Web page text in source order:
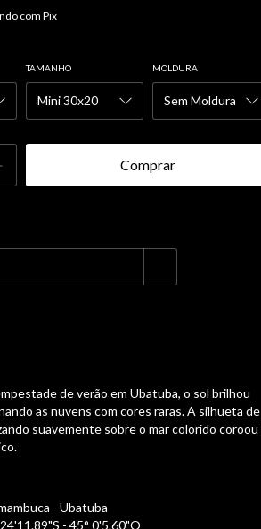
com Pix
TAMANHO MOLDURA
de verão em Ubatuba, o sol brilhou
as nuvens com cores raras. A silhueta de
suavemente sobre o mar colorido coroou
- Ubatuba
- 45° 0'5.60"O